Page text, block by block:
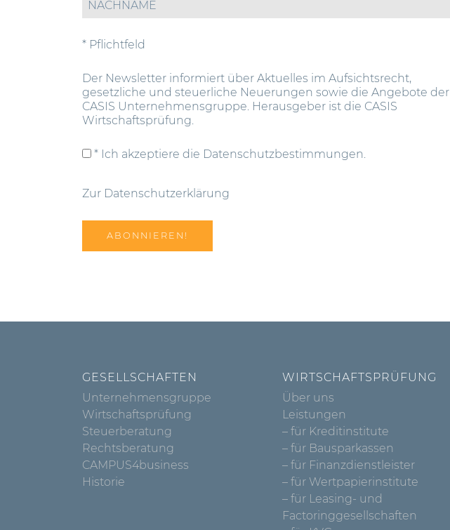
* Pflichtfeld
Der Newsletter informiert über Aktuelles im Aufsichtsrecht,
gesetzliche und steuerliche Neuerungen sowie die Angebote der
CASIS Unternehmensgruppe. Herausgeber ist die CASIS
Wirtschaftsprüfung.
* Ich akzeptiere die Datenschutzbestimmungen.
Zur Datenschutzerklärung
GESELLSCHAFTEN
Unternehmensgruppe
Wirtschaftsprüfung
Steuerberatung
Rechtsberatung
CAMPUS4business
Historie
WIRTSCHAFTSPRÜFUNG
Über uns
Leistungen
– für Kreditinstitute
– für Bausparkassen
– für Finanzdienstleister
– für Wertpapierinstitute
– für Leasing- und
Factoringgesellschaften